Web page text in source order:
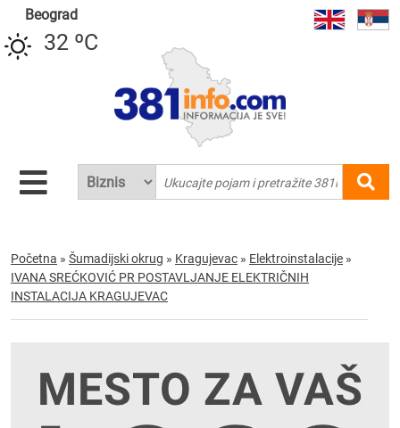
Beograd
32 ºC
Početna » Šumadijski okrug » Kragujevac » Elektroinstalacije »
IVANA SREĆKOVIĆ PR POSTAVLJANJE ELEKTRIČNIH
INSTALACIJA KRAGUJEVAC